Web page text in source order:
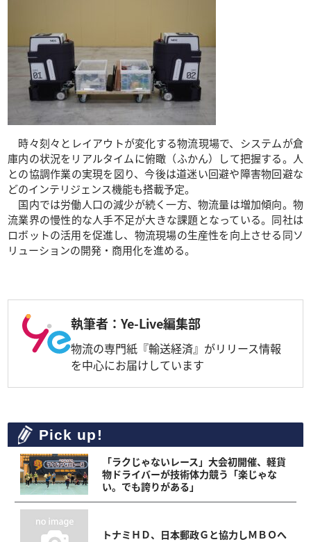
時々刻々とレイアウトが変化する物流現場で、システムが倉
庫内の状況をリアルタイムに俯瞰（ふかん）して把握する。人
との協調作業の実現を図り、今後は道迷い回避や障害物回避な
どのインテリジェンス機能も搭載予定。
国内では労働人口の減少が続く一方、物流量は増加傾向。物
流業界の慢性的な人手不足が大きな課題となっている。同社は
ロボットの活用を促進し、物流現場の生産性を向上させる同ソ
リューションの開発・商用化を進める。
執筆者：Ye-Live編集部
物流の専門紙『輸送経済』がリリース情報
を中心にお届けしています
Pick up!
「ラクじゃないレース」大会初開催、軽貨
物ドライバーが技術体力競う「楽じゃな
い。でも誇りがある」
トナミＨＤ、日本郵政Ｇと協力しＭＢＯへ